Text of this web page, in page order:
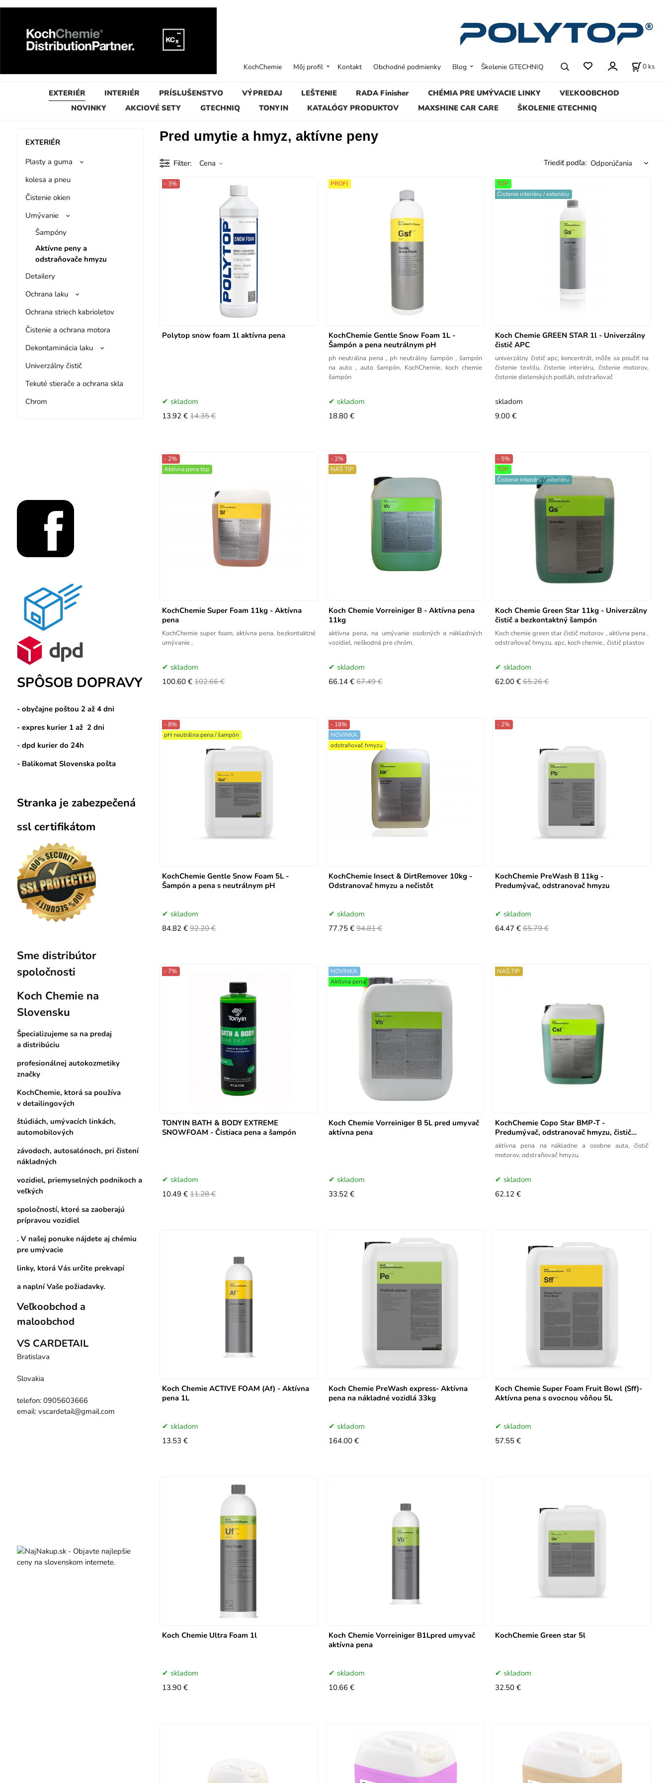
EXTERIÉR INTERIÉR PRÍSLUŠENSTVO VÝPREDAJ LEŠTENIE RADA Finisher CHÉMIA PRE UMÝVACIE LINKY
VEĽKOOBCHOD
NOVINKY
AKCIOVÉ SETY GTECHNIQ TONYIN KATALÓGY PRODUKTOV MAXSHINE CAR CARE ŠKOLENIE GTECHNIQ
KochChemie Môj profil Kontakt Obchodné podmienky Blog Školenie GTECHNIQ 0 ks
EXTERIÉR
Plasty a guma
kolesa a pneu
Čistenie okien
Umývanie
Šampóny
Aktívne peny a
odstraňovače hmyzu
Detailery
Ochrana laku
Ochrana striech kabrioletov
Čistenie a ochrana motora
Dekontaminácia laku
Univerzálny čistič
Tekuté stierače a ochrana skla
Chrom
SPÔSOB DOPRAVY
- obyčajne poštou 2 až 4 dni
- expres kurier 1 až 2 dni
- dpd kurier do 24h
- Balikomat Slovenska pošta
Stranka je zabezpečená
ssl certifikátom
Sme distribútor
spoločnosti
Koch Chemie na
Slovensku
Špecializujeme sa na predaj
a distribúciu
profesionálnej autokozmetiky
značky
KochChemie, ktorá sa používa
v detailingových
štúdiách, umývacích linkách,
automobilových
závodoch, autosalónoch, pri čistení
nákladných
vozidiel, priemyselných podnikoch a
veľkých
spoločností, ktoré sa zaoberajú
prípravou vozidiel
. V našej ponuke nájdete aj chémiu
pre umývacie
linky, ktorá Vás určite prekvapí
a naplní Vaše požiadavky.
Veľkoobchod a
maloobchod
VS CARDETAIL
Bratislava
Slovakia
telefon: 0905603666
email: vscardetail@gmail.com
Pred umytie a hmyz, aktívne peny
Filter Cena Triediť podľa:
Polytop snow foam 1l aktívna pena
- 3%
skladom
13.92 € 14.35 €
KochChemie Gentle Snow Foam 1L -
Šampón a pena neutrálnym pH
ph neutrálna pena , ph neutrálny šampón , šampón
na auto , auto šampón, KochChemie, koch chemie
šampón
PROFI
skladom
18.80 €
Koch Chemie GREEN STAR 1l - Univerzálny
čistič APC
univerzálny čistič apc, koncentrát, môže sa použiť na
čistenie textilu, čistenie interiéru, čistenie motorov,
čistenie dielenských podláh, odstraňovač
TOP
Čistenie interiéru / exteriéru
skladom
9.00 €
KochChemie Super Foam 11kg - Aktívna
pena
KochChemie super foam, aktívna pena, bezkontaktné
umývanie ,
- 2%
Aktívna pena top
skladom
100.60 € 102.66 €
Koch Chemie Vorreiniger B - Aktívna pena
11kg
aktívna pena, na umývanie osobných a nákladných
vozidiel, neškodná pre chróm,
- 2%
NÁŠ TIP
skladom
66.14 € 67.49 €
Koch Chemie Green Star 11kg - Univerzálny
čistič a bezkontaktný šampón
Koch chemie green star čistič motorov , aktívna pena ,
odstraňovač hmyzu, apc, koch chemie,. čistič plastov
- 5%
TOP
Čistenie interiéru / exteriéru
skladom
62.00 € 65.26 €
KochChemie Gentle Snow Foam 5L -
Šampón a pena s neutrálnym pH
- 8%
pH neutrálna pena / šampón
skladom
84.82 € 92.20 €
KochChemie Insect & DirtRemover 10kg -
Odstranovač hmyzu a nečistôt
- 18%
NOVINKA
odstraňovač hmyzu
skladom
77.75 € 94.81 €
KochChemie PreWash B 11kg -
Predumývač, odstranovač hmyzu
- 2%
skladom
64.47 € 65.79 €
TONYIN BATH & BODY EXTREME
SNOWFOAM - Čistiaca pena a šampón
- 7%
skladom
10.49 € 11.28 €
Koch Chemie Vorreiniger B 5L pred umyvač
aktívna pena
NOVINKA
Aktívna pena
skladom
33.52 €
KochChemie Copo Star BMP-T -
Predumývač, odstranovač hmyzu, čistič
motorov; 10 kg
aktívna pena na nákladne a osobne auta, čistič
motorov, odstraňovač hmyzu,
NÁŠ TIP
skladom
62.12 €
Koch Chemie ACTIVE FOAM (Af) - Aktívna
pena 1L
skladom
13.53 €
Koch Chemie PreWash express- Aktívna
pena na nákladné vozidlá 33kg
skladom
164.00 €
Koch Chemie Super Foam Fruit Bowl (Sff)-
Aktívna pena s ovocnou vôňou 5L
skladom
57.55 €
Koch Chemie Ultra Foam 1l
skladom
13.90 €
Koch Chemie Vorreiniger B1Lpred umyvač
aktívna pena
skladom
10.66 €
KochChemie Green star 5l
skladom
32.50 €